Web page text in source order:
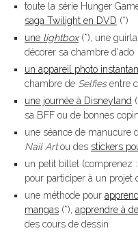
toute la série Hunger
saga Twilight en DVD (*)
une lightbox(*), une
décorer sa chambre d'ado
un appareil photo
chambre de Selfiesentre
une journée à Disneyland
sa BFF ou de bonnes
une séance de manucure
Nail Artou des stickers
un petit billet (comprenez
pour participer à un projet
une méthode pour
mangas (*), apprendre à
des cours de dessin